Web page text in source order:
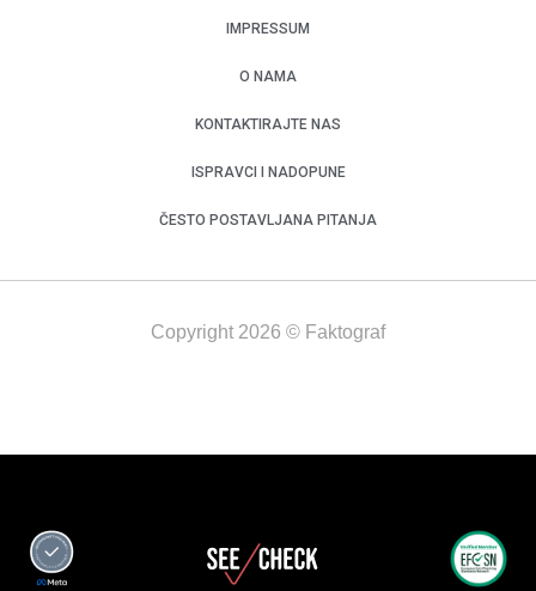
IMPRESSUM
O NAMA
KONTAKTIRAJTE NAS
ISPRAVCI I NADOPUNE
ČESTO POSTAVLJANA PITANJA
Copyright 2026 © Faktograf